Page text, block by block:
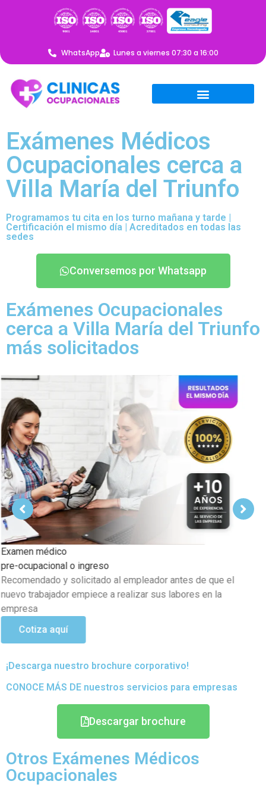
WhatsApp Lunes a viernes 07:30 a 16:00
Exámenes Médicos
Ocupacionales cerca a
Villa María del Triunfo
Programamos tu cita en los turno mañana y tarde |
Certificación el mismo día | Acreditados en todas las
sedes
Conversemos por Whatsapp
Exámenes Ocupacionales
cerca a Villa María del Triunfo
más solicitados
Periódicos o anuales
existen problemas de salud
en el transcurso de sus
Mayor A 1.8 Mts.
trabajadores que laboran
¡Descarga nuestro brochure corporativo!
CONOCE MÁS DE nuestros servicios para empresas
Descargar brochure
Otros Exámenes Médicos
Ocupacionales